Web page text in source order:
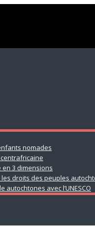
nomades
3 dimensions
droits des peuples
avec l’UNESCO